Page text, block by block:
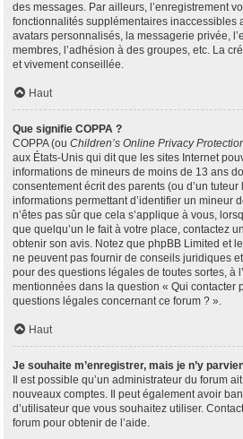
des messages. Par ailleurs, l’enregistrement
fonctionnalités supplémentaires inaccessibles
avatars personnalisés, la messagerie privée,
membres, l’adhésion à des groupes, etc. La
et vivement conseillée.
Haut
Que signifie COPPA ?
COPPA (ou Children’s Online Privacy
aux États-Unis qui dit que les sites Internet
informations de mineurs de moins de 13 ans
consentement écrit des parents (ou d’un
informations permettant d’identifier un mineur
n’êtes pas sûr que cela s’applique à vous,
que quelqu’un le fait à votre place, contactez
obtenir son avis. Notez que phpBB Limited et
ne peuvent pas fournir de conseils juridiques
pour des questions légales de toutes sortes, à
mentionnées dans la question « Qui contacter
questions légales concernant ce forum ? ».
Haut
Je souhaite m’enregistrer, mais je n’y
Il est possible qu’un administrateur du forum
nouveaux comptes. Il peut également avoir
d’utilisateur que vous souhaitez utiliser.
forum pour obtenir de l’aide.